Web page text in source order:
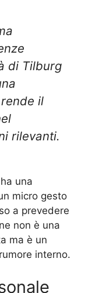
di Tilburg
il
rilevanti.
una
micro gesto
a prevedere
non è una
ma è un
interno.